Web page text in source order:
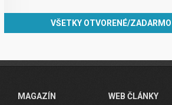
VŠETKY OTVORENÉ/
MAGAZÍN WEB ČLÁNKY